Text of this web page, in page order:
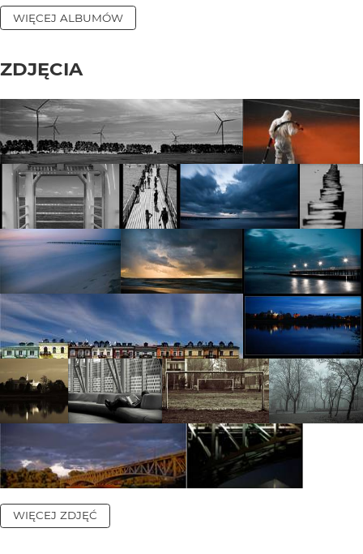
WIĘCEJ ALBUMÓW
ZDJĘCIA
WIĘCEJ ZDJĘĆ